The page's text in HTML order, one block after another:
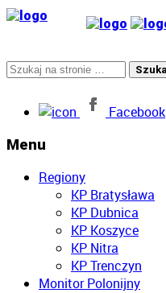
Facebook
Menu
Regiony
KP Bratysława
KP Dubnica
KP Koszyce
KP Nitra
KP Trenczyn
Monitor Polonijny